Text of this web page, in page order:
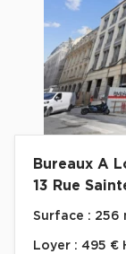
Bureaux A
13 Rue
Surface : 256
Loyer : 495 €